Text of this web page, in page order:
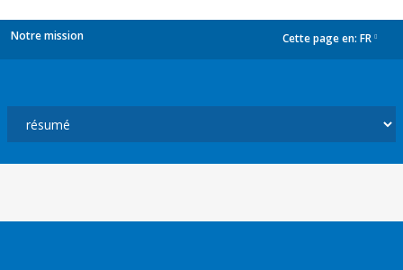
Notre mission Cette page en: FR